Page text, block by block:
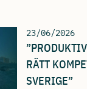
23/06/2026
RÄTT
SVERIGE”